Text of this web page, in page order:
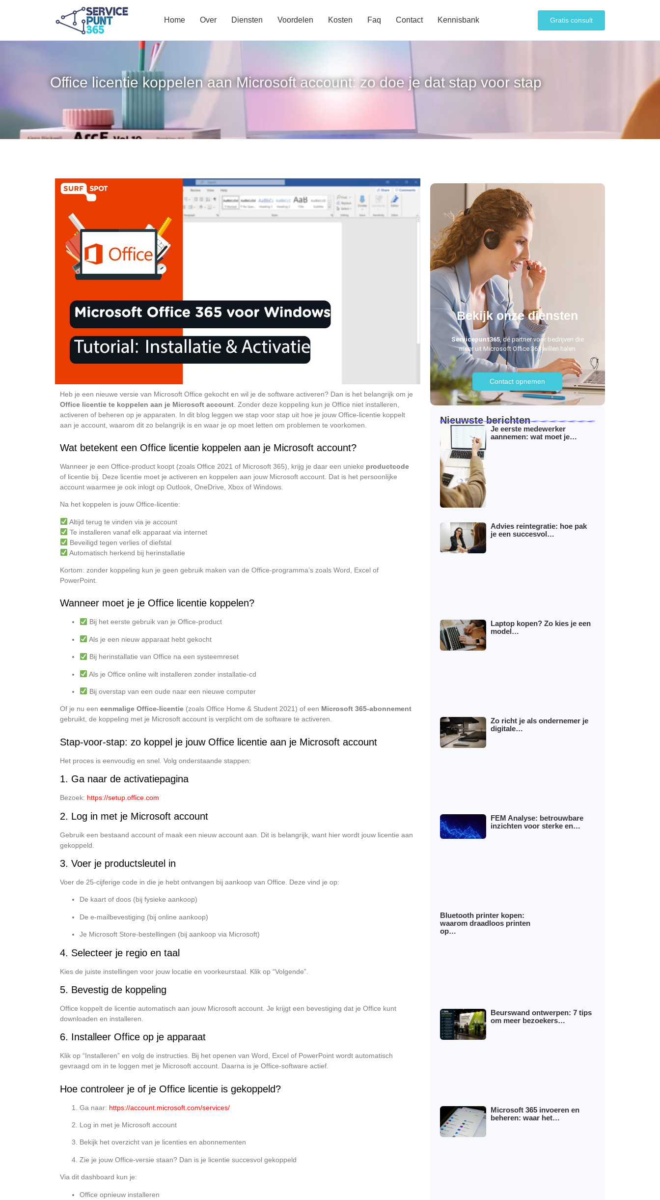
Home Over Diensten Voordelen Kosten Faq Contact Kennisbank Gratis consult
Office licentie koppelen aan Microsoft account: zo doe je dat stap voor stap
Heb je een nieuwe versie van Microsoft Office gekocht en wil je de software activeren? Dan is het belangrijk om je
Office licentie te koppelen aan je Microsoft account . Zonder deze koppeling kun je Office niet installeren,
activeren of beheren op je apparaten. In dit blog leggen we stap voor stap uit hoe je jouw Office-licentie koppelt
aan je account, waarom dit zo belangrijk is en waar je op moet letten om problemen te voorkomen.
Wat betekent een Office licentie koppelen aan je Microsoft account?
Wanneer je een Office-product koopt (zoals Office 2021 of Microsoft 365), krijg je daar een unieke productcode
of licentie bij. Deze licentie moet je activeren en koppelen aan jouw Microsoft account. Dat is het persoonlijke
account waarmee je ook inlogt op Outlook, OneDrive, Xbox of Windows.
Na het koppelen is jouw Office-licentie:
Altijd terug te vinden via je account
Te installeren vanaf elk apparaat via internet
Beveiligd tegen verlies of diefstal
Automatisch herkend bij herinstallatie
Kortom: zonder koppeling kun je geen gebruik maken van de Office-programma’s zoals Word, Excel of
PowerPoint.
Wanneer moet je je Office licentie koppelen?
Bij het eerste gebruik van je Office-product
Als je een nieuw apparaat hebt gekocht
Bij herinstallatie van Office na een systeemreset
Als je Office online wilt installeren zonder installatie-cd
Bij overstap van een oude naar een nieuwe computer
Of je nu een eenmalige Office-licentie (zoals Office Home & Student 2021) of een Microsoft 365-abonnement
gebruikt, de koppeling met je Microsoft account is verplicht om de software te activeren.
Stap-voor-stap: zo koppel je jouw Office licentie aan je Microsoft account
Het proces is eenvoudig en snel. Volg onderstaande stappen:
1. Ga naar de activatiepagina
Bezoek: https://setup.office.com
2. Log in met je Microsoft account
Gebruik een bestaand account of maak een nieuw account aan. Dit is belangrijk, want hier wordt jouw licentie aan
gekoppeld.
3. Voer je productsleutel in
Voer de 25-cijferige code in die je hebt ontvangen bij aankoop van Office. Deze vind je op:
De kaart of doos (bij fysieke aankoop)
De e-mailbevestiging (bij online aankoop)
Je Microsoft Store-bestellingen (bij aankoop via Microsoft)
4. Selecteer je regio en taal
Kies de juiste instellingen voor jouw locatie en voorkeurstaal. Klik op “Volgende”.
5. Bevestig de koppeling
Office koppelt de licentie automatisch aan jouw Microsoft account. Je krijgt een bevestiging dat je Office kunt
downloaden en installeren.
6. Installeer Office op je apparaat
Klik op “Installeren” en volg de instructies. Bij het openen van Word, Excel of PowerPoint wordt automatisch
gevraagd om in te loggen met je Microsoft account. Daarna is je Office-software actief.
Hoe controleer je of je Office licentie is gekoppeld?
Ga naar: https://account.microsoft.com/services/
Log in met je Microsoft account
Bekijk het overzicht van je licenties en abonnementen
Zie je jouw Office-versie staan? Dan is je licentie succesvol gekoppeld
Via dit dashboard kun je:
Office opnieuw installeren
Bekijk onze diensten
Servicepunt365, dé partner voor bedrijven die
meer uit Microsoft Office 365 willen halen
Contact opnemen
Nieuwste berichten
Je eerste medewerker
aannemen: wat moet je…
Advies reintegratie: hoe pak
je een succesvol…
Laptop kopen? Zo kies je een
model…
Zo richt je als ondernemer je
digitale…
FEM Analyse: betrouwbare
inzichten voor sterke en…
Bluetooth printer kopen:
waarom draadloos printen
op…
Beurswand ontwerpen: 7 tips
om meer bezoekers…
Microsoft 365 invoeren en
beheren: waar het…